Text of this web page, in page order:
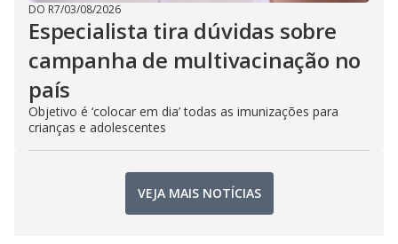
DO R7/03/08/2026
Especialista tira dúvidas sobre
campanha de multivacinação no
país
Objetivo é ‘colocar em dia’ todas as imunizações para
crianças e adolescentes
VEJA MAIS NOTÍCIAS